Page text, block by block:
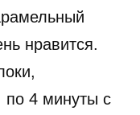
нравится.
по 4 минуты с